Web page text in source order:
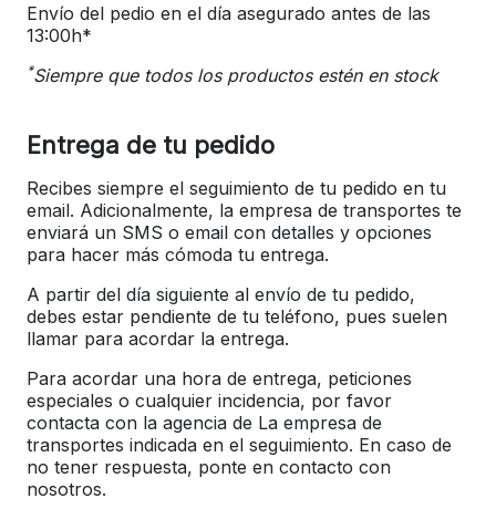
Envío del pedio en el día asegurado antes de las
13:00h*
*Siempre que todos los productos estén en stock
Entrega de tu pedido
Recibes siempre el seguimiento de tu pedido en tu
email. Adicionalmente, la empresa de transportes te
enviará un SMS o email con detalles y opciones
para hacer más cómoda tu entrega.
A partir del día siguiente al envío de tu pedido,
debes estar pendiente de tu teléfono, pues suelen
llamar para acordar la entrega.
Para acordar una hora de entrega, peticiones
especiales o cualquier incidencia, por favor
contacta con la agencia de La empresa de
transportes indicada en el seguimiento. En caso de
no tener respuesta, ponte en contacto con
nosotros.